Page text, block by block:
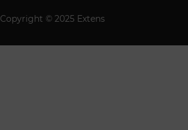
Copyright © 2025 Extens